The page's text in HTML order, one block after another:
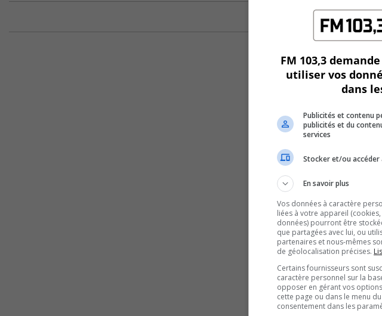
FM 103,3
utiliser vos
dans
Publicités et contenu
publicités et du
services
Stocker et/ou
En savoir plus
Vos données à caractère
liées à votre appareil
données) pourront être
que partagées avec lui, ou
partenaires et nous-mêmes
de géolocalisation précises.
Certains fournisseurs sont
caractère personnel sur la
opposer en gérant vos
cette page ou dans le menu
consentement dans les